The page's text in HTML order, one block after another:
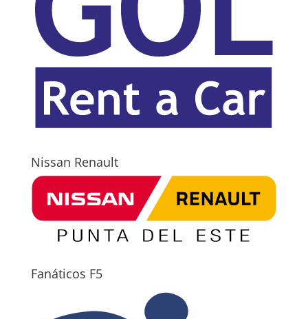
Nissan Renault
Fanáticos F5